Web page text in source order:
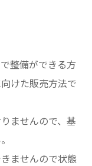
整備ができる方
けた販売方法で
ませんので、基
ませんので状態